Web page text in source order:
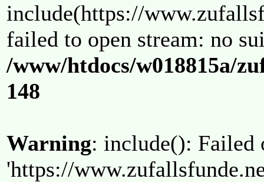
include(https://
failed to open stream: no
/www/htdocs/w018815a/
148
Warning: include(): Failed
'https://